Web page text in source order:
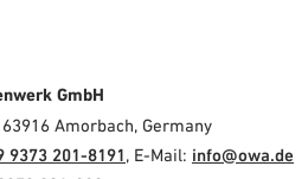
GmbH
Amorbach, Germany
9373 201-8191, E-Mail: info@owa.de